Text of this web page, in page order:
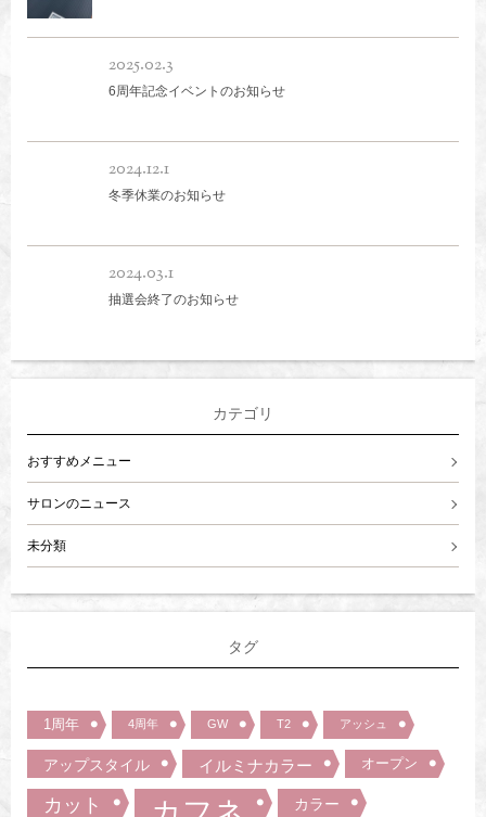
2025.02.3
6周年記念イベントのお知らせ
2024.12.1
冬季休業のお知らせ
2024.03.1
抽選会終了のお知らせ
カテゴリ
おすすめメニュー
サロンのニュース
未分類
タグ
1周年 4周年 GW T2 アッシュ
アップスタイル イルミナカラー オープン
カット カラー